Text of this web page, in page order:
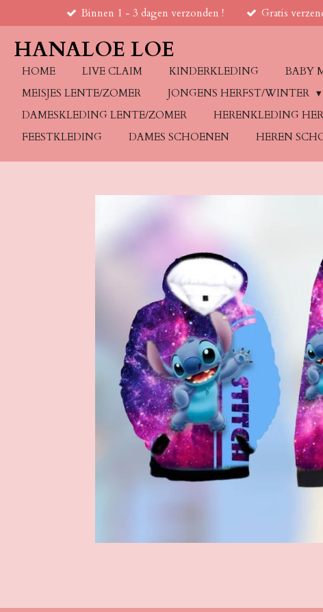
direct
naar
de
hoofdinhoud
Binnen 1 - 3 dagen verzonden ! Gratis
HANALOE LOE
HOME LIVE CLAIM KINDERKLEDING BABY
MEISJES LENTE/ZOMER
JONGENS HERFST/WINTER
DAMESKLEDING LENTE/ZOMER
HERENKLEDING
FEESTKLEDING
DAMES SCHOENEN HEREN